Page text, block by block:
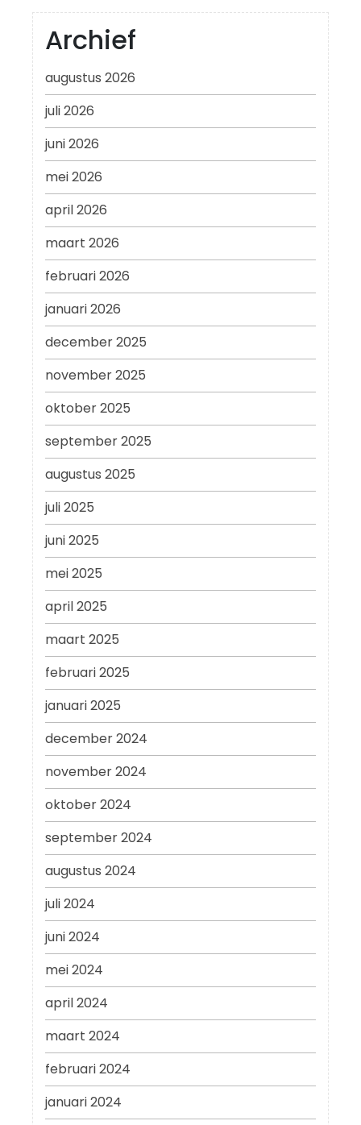
Archief
augustus 2026
juli 2026
juni 2026
mei 2026
april 2026
maart 2026
februari 2026
januari 2026
december 2025
november 2025
oktober 2025
september 2025
augustus 2025
juli 2025
juni 2025
mei 2025
april 2025
maart 2025
februari 2025
januari 2025
december 2024
november 2024
oktober 2024
september 2024
augustus 2024
juli 2024
juni 2024
mei 2024
april 2024
maart 2024
februari 2024
januari 2024